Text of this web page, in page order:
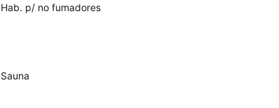
Hab. p/ no fumadores
Sauna